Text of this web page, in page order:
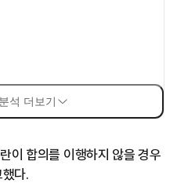
석 더보기
이 합의를 이행하지 않을 경우
다.